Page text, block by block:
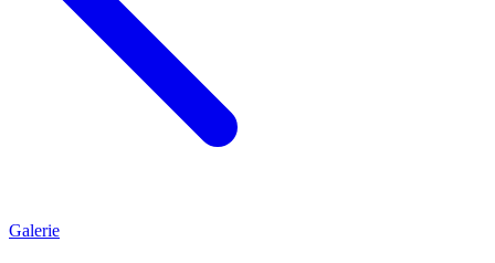
Galerie